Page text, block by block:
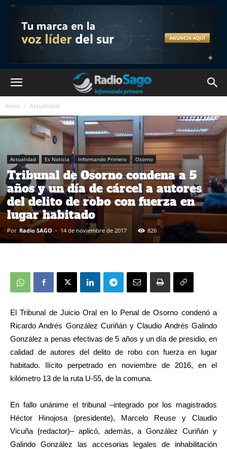
Inicio Actualidad
Actualidad Es Noticia Informando Primero Osorno
Tribunal de Osorno condena a 5
años y un día de cárcel a autores
del delito de robo con fuerza en
lugar habitado
Por Radio SAGO - 14 de noviembre de 2017 826
El Tribunal de Juicio Oral en lo Penal de Osorno condenó a
Ricardo Andrés González Curiñán y Claudio Andrés Galindo
González a penas efectivas de 5 años y un día de presidio, en
calidad de autores del delito de robo con fuerza en lugar
habitado. Ilícito perpetrado en noviembre de 2016, en el
kilómetro 13 de la ruta U-55, de la comuna.
En fallo unánime el tribunal –integrado por los magistrados
Héctor Hinojosa (presidente), Marcelo Reuse y Claudio
Vicuña (redactor)– aplicó, además, a González Curiñán y
Galindo González las accesorias legales de inhabilitación